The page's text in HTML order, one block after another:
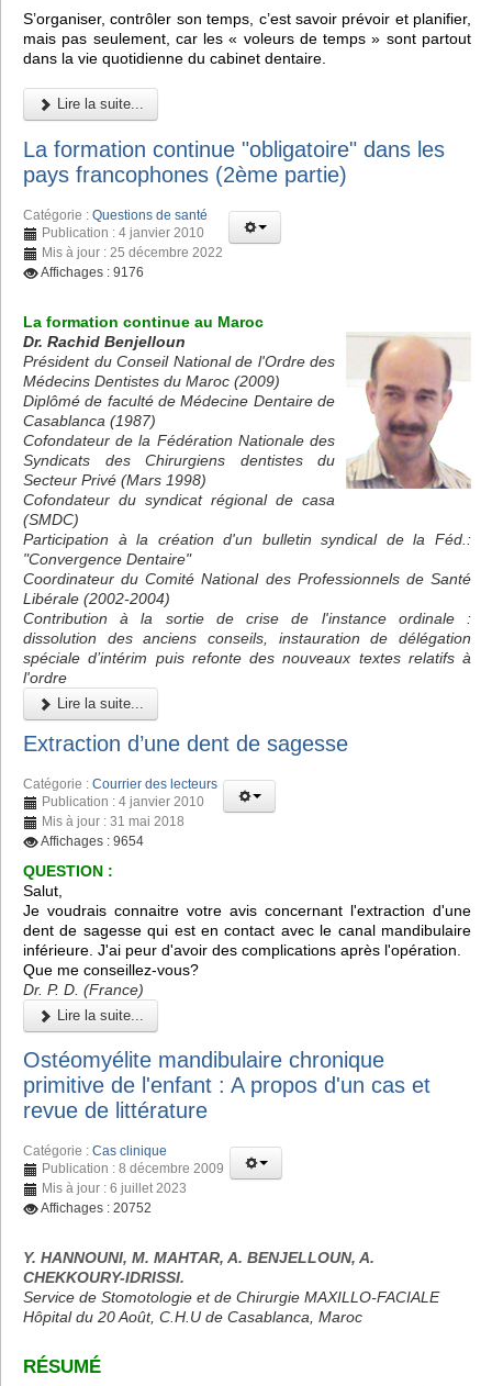
S’organiser, contrôler son temps, c’est savoir prévoir et planifier,
mais pas seulement, car les « voleurs de temps » sont partout
dans la vie quotidienne du cabinet dentaire.
Lire la suite...
La formation continue "obligatoire" dans les
pays francophones (2ème partie)
Catégorie : Questions de santé
Publication : 4 janvier 2010
Mis à jour : 25 décembre 2022
Affichages : 9176
La formation continue au Maroc
Dr. Rachid Benjelloun
Président du Conseil National de l'Ordre des
Médecins Dentistes du Maroc (2009)
Diplômé de faculté de Médecine Dentaire de
Casablanca (1987)
Cofondateur de la Fédération Nationale des
Syndicats des Chirurgiens dentistes du
Secteur Privé (Mars 1998)
Cofondateur du syndicat régional de casa
(SMDC)
Participation à la création d'un bulletin syndical de la Féd.:
"Convergence Dentaire"
Coordinateur du Comité National des Professionnels de Santé
Libérale (2002-2004)
Contribution à la sortie de crise de l'instance ordinale :
dissolution des anciens conseils, instauration de délégation
spéciale d’intérim puis refonte des nouveaux textes relatifs à
l'ordre
Lire la suite...
Extraction d’une dent de sagesse
Catégorie : Courrier des lecteurs
Publication : 4 janvier 2010
Mis à jour : 31 mai 2018
Affichages : 9654
QUESTION :
Salut,
Je voudrais connaitre votre avis concernant l'extraction d'une
dent de sagesse qui est en contact avec le canal mandibulaire
inférieure. J'ai peur d'avoir des complications après l'opération.
Que me conseillez-vous?
Dr. P. D. (France)
Lire la suite...
Ostéomyélite mandibulaire chronique
primitive de l'enfant : A propos d'un cas et
revue de littérature
Catégorie : Cas clinique
Publication : 8 décembre 2009
Mis à jour : 6 juillet 2023
Affichages : 20752
Y. HANNOUNI, M. MAHTAR, A. BENJELLOUN, A.
CHEKKOURY-IDRISSI.
Service de Stomotologie et de Chirurgie MAXILLO-FACIALE
Hôpital du 20 Août, C.H.U de Casablanca, Maroc
RÉSUMÉ